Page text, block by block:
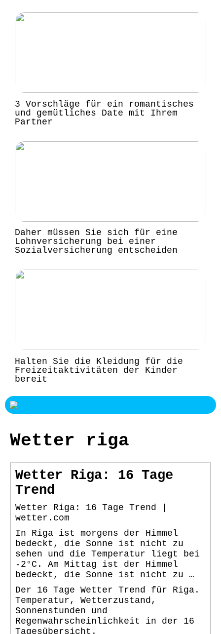
3 Vorschläge für ein romantisches
und gemütliches Date mit Ihrem
Partner
Daher müssen Sie sich für eine
Lohnversicherung bei einer
Sozialversicherung entscheiden
Halten Sie die Kleidung für die
Freizeitaktivitäten der Kinder
bereit
Wetter riga
Wetter Riga: 16 Tage
Trend
Wetter Riga: 16 Tage Trend |
wetter.com
In Riga ist morgens der Himmel
bedeckt, die Sonne ist nicht zu
sehen und die Temperatur liegt bei
-2°C. Am Mittag ist der Himmel
bedeckt, die Sonne ist nicht zu …
Der 16 Tage Wetter Trend für Riga.
Temperatur, Wetterzustand,
Sonnenstunden und
Regenwahrscheinlichkeit in der 16
Tagesübersicht.